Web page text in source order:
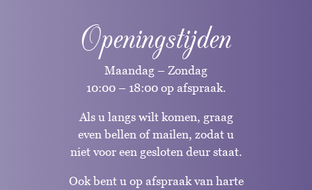
Openingstijden
Maandag – Zondag
10:00 – 18:00 op afspraak.
Als u langs wilt komen, graag
even bellen of mailen, zodat u
niet voor een gesloten deur staat.
Ook bent u op afspraak van harte